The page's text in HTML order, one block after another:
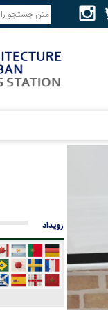
رویداد